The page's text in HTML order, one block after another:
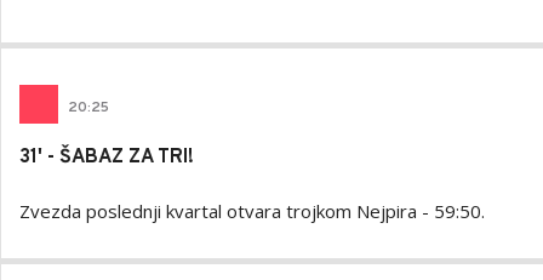
20:25
31' - ŠABAZ ZA TRI!
Zvezda poslednji kvartal otvara trojkom Nejpira - 59:50.